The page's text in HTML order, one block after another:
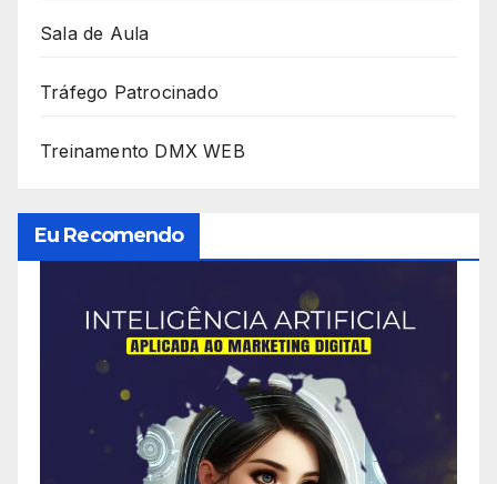
Sala de Aula
Tráfego Patrocinado
Treinamento DMX WEB
Eu Recomendo